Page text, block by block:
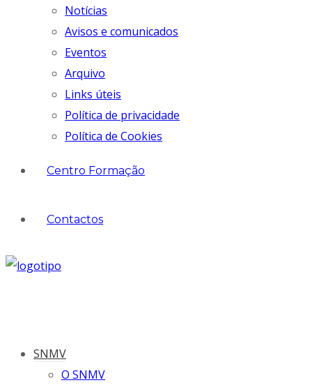
Notícias
Avisos e comunicados
Eventos
Arquivo
Links úteis
Política de privacidade
Política de Cookies
Centro Formação
Contactos
SNMV
O SNMV